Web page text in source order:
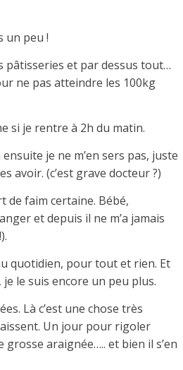
un peu !
pâtisseries et par dessus tout…
ne pas atteindre les 100kg
si je rentre à 2h du matin.
je ne m’en sers pas, juste
avoir. (c’est grave docteur ?)
de faim certaine. Bébé,
et depuis il ne m’a jamais
quotidien, pour tout et rien. Et
le suis encore un peu plus.
Là c’est une chose très
Un jour pour rigoler
grosse araignée….. et bien il s’en